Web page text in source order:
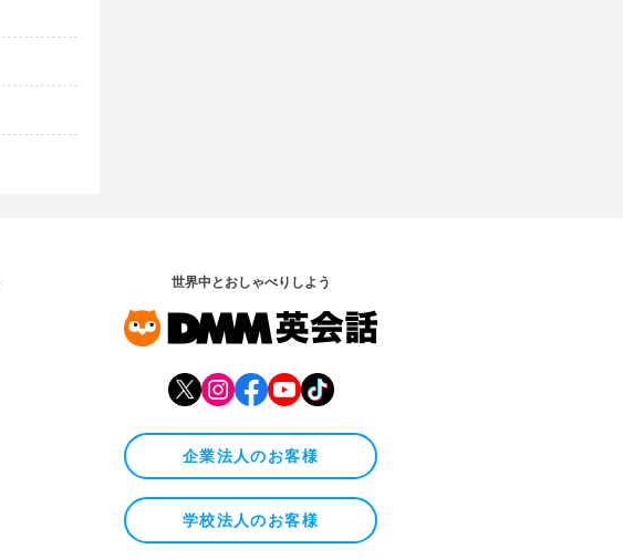
世界中とおしゃべりしよう
企業法人のお客様
学校法人のお客様